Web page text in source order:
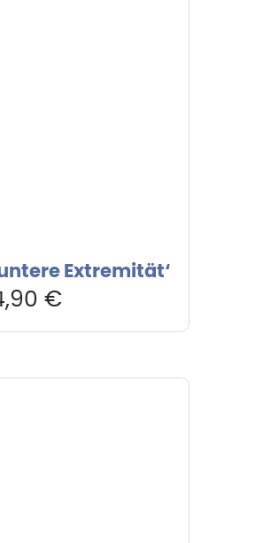
Extremität‘
€